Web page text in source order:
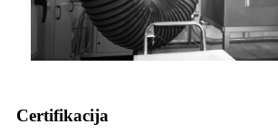
Certifikacija